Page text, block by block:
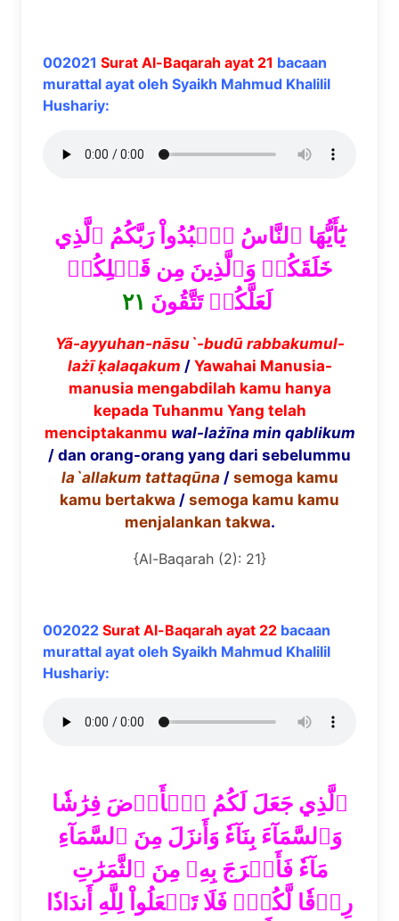
002021 Surat Al-Baqarah ayat 21 bacaan
murattal ayat oleh Syaikh Mahmud Khalilil
Hushariy:
يَٰٓأَيُّهَا ٱلنَّاسُ ٱعۡبُدُواْ رَبَّكُمُ ٱلَّذِي
خَلَقَكُمۡ وَٱلَّذِينَ مِن قَبۡلِكُمۡ
لَعَلَّكُمۡ تَتَّقُونَ ٢١
Yã-ayyuhan-nāsu`-budūrabbakumul-
lażī ḳalaqakum / Yawahai Manusia-
manusia mengabdilah kamu hanya
kepada Tuhanmu Yang telah
menciptakanmu wal-lażīnamin qablikum
/ dan orang-orang yang dari sebelummu
la`allakum tattaqūna/ semoga kamu
kamu bertakwa / semoga kamu kamu
menjalankan takwa.
{Al-Baqarah (2): 21}
002022 Surat Al-Baqarah ayat 22 bacaan
murattal ayat oleh Syaikh Mahmud Khalilil
Hushariy:
ٱلَّذِي جَعَلَ لَكُمُ ٱلۡأَرۡضَ فِرَٰشٗا
وَٱلسَّمَآءَ بِنَآءٗ وَأَنزَلَ مِنَ ٱلسَّمَآءِ
مَآءٗ فَأَخۡرَجَ بِهِۦ مِنَ ٱلثَّمَرَٰتِ
رِزۡقٗا لَّكُمۡۖ فَلَا تَجۡعَلُواْ لِلَّهِ أَندَادٗا